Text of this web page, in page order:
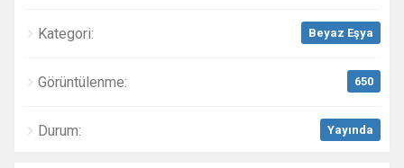
Kategori: Beyaz Eşya
Görüntülenme: 650
Durum: Yayında